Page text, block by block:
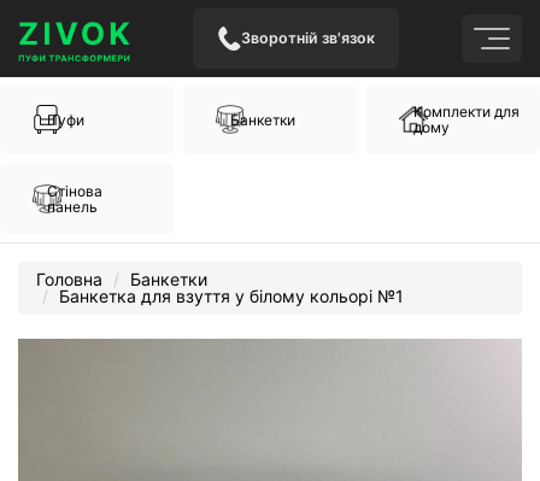
Зворотній зв'язок
Пуфи Банкетки
Комплекти для
дому
Стінова
панель
Головна
Банкетки
Банкетка для взуття у білому кольорі №1